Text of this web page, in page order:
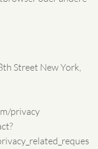
Street New York,
privacy